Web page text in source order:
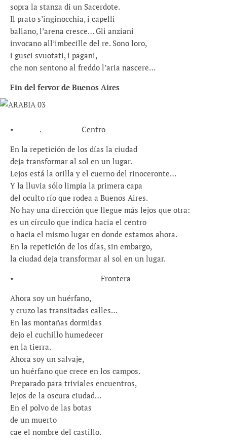
sopra la stanza di un Sacerdote.
Il prato s’inginocchia, i capelli
ballano, l’arena cresce… Gli anziani
invocano all’imbecille del re. Sono loro,
i gusci svuotati, i pagani,
che non sentono al freddo l’aria nascere…
Fin del fervor de Buenos Aires
• . Centro
En la repetición de los días la ciudad
deja transformar al sol en un lugar.
Lejos está la orilla y el cuerno del rinoceronte…
Y la lluvia sólo limpia la primera capa
del oculto río que rodea a Buenos Aires.
No hay una dirección que llegue más lejos que otra:
es un círculo que indica hacia el centro
o hacia el mismo lugar en donde estamos ahora.
En la repetición de los días, sin embargo,
la ciudad deja transformar al sol en un lugar.
• Frontera
Ahora soy un huérfano,
y cruzo las transitadas calles…
En las montañas dormidas
dejo el cuchillo humedecer
en la tierra.
Ahora soy un salvaje,
un huérfano que crece en los campos.
Preparado para triviales encuentros,
lejos de la oscura ciudad…
En el polvo de las botas
de un muerto
cae el nombre del castillo.